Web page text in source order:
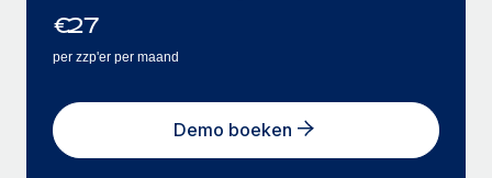
€27
per zzp'er per maand
Demo boeken